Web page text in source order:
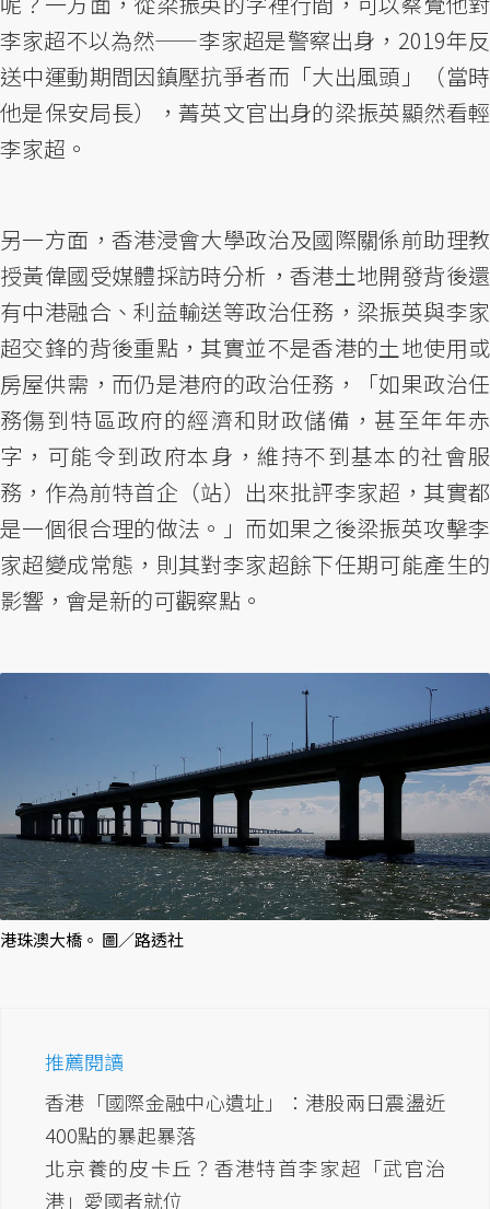
李家超不以為然——李家超是警察出身，2019年反
送中運動期間因鎮壓抗爭者而「大出風頭」（當時
他是保安局長），菁英文官出身的梁振英顯然看輕
李家超。
另一方面，香港浸會大學政治及國際關係前助理教
授黃偉國受媒體採訪時分析，香港土地開發背後還
有中港融合、利益輸送等政治任務，梁振英與李家
超交鋒的背後重點，其實並不是香港的土地使用或
房屋供需，而仍是港府的政治任務，「如果政治任
務傷到特區政府的經濟和財政儲備，甚至年年赤
字，可能令到政府本身，維持不到基本的社會服
務，作為前特首企（站）出來批評李家超，其實都
是一個很合理的做法。」而如果之後梁振英攻擊李
家超變成常態，則其對李家超餘下任期可能產生的
影響，會是新的可觀察點。
港珠澳大橋。 圖／路透社
推薦閱讀
香港「國際金融中心遺址」：港股兩日震盪近
400點的暴起暴落
北京養的皮卡丘？香港特首李家超「武官治
港」愛國者就位